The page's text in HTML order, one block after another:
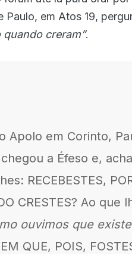
Paulo, em Atos 19,
creram”.
Apolo em Corinto,
a Éfeso e,
RECEBESTES,
CRESTES? Ao que
ouvimos que
QUE, POIS,